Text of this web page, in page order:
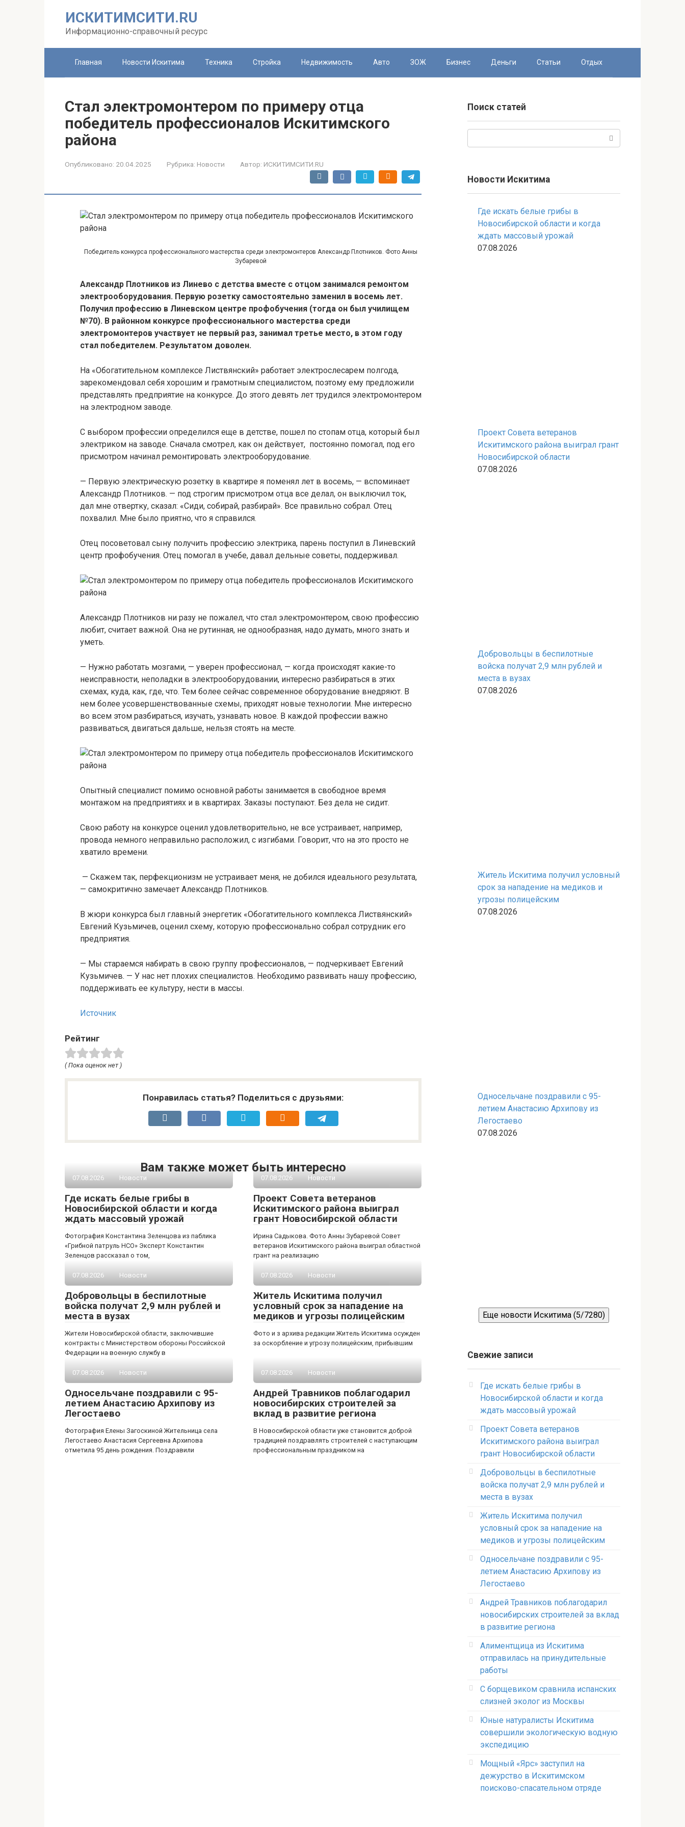
ИСКИТИМСИТИ.RU
Информационно-справочный ресурс
Главная Новости Искитима Техника Стройка Недвижимость Авто ЗОЖ Бизнес Деньги Статьи Отдых
Стал электромонтером по примеру отца
победитель профессионалов Искитимского
района
Опубликовано: 20.04.2025 Рубрика: Новости Автор: ИСКИТИМСИТИ.RU
Победитель конкурса профессионального мастерства среди электромонтеров Александр Плотников. Фото Анны
Зубаревой
Александр Плотников из Линево с детства вместе с отцом занимался ремонтом
электрооборудования. Первую розетку самостоятельно заменил в восемь лет.
Получил профессию в Линевском центре профобучения (тогда он был училищем
№70). В районном конкурсе профессионального мастерства среди
электромонтеров участвует не первый раз, занимал третье место, в этом году
стал победителем. Результатом доволен.
На «Обогатительном комплексе Листвянский» работает электрослесарем полгода,
зарекомендовал себя хорошим и грамотным специалистом, поэтому ему предложили
представлять предприятие на конкурсе. До этого девять лет трудился электромонтером
на электродном заводе.
С выбором профессии определился еще в детстве, пошел по стопам отца, который был
электриком на заводе. Сначала смотрел, как он действует, постоянно помогал, под его
присмотром начинал ремонтировать электрооборудование.
— Первую электрическую розетку в квартире я поменял лет в восемь, — вспоминает
Александр Плотников. — под строгим присмотром отца все делал, он выключил ток,
дал мне отвертку, сказал: «Сиди, собирай, разбирай». Все правильно собрал. Отец
похвалил. Мне было приятно, что я справился.
Отец посоветовал сыну получить профессию электрика, парень поступил в Линевский
центр профобучения. Отец помогал в учебе, давал дельные советы, поддерживал.
Александр Плотников ни разу не пожалел, что стал электромонтером, свою профессию
любит, считает важной. Она не рутинная, не однообразная, надо думать, много знать и
уметь.
— Нужно работать мозгами, — уверен профессионал, — когда происходят какие-то
неисправности, неполадки в электрооборудовании, интересно разбираться в этих
схемах, куда, как, где, что. Тем более сейчас современное оборудование внедряют. В
нем более усовершенствованные схемы, приходят новые технологии. Мне интересно
во всем этом разбираться, изучать, узнавать новое. В каждой профессии важно
развиваться, двигаться дальше, нельзя стоять на месте.
Опытный специалист помимо основной работы занимается в свободное время
монтажом на предприятиях и в квартирах. Заказы поступают. Без дела не сидит.
Свою работу на конкурсе оценил удовлетворительно, не все устраивает, например,
провода немного неправильно расположил, с изгибами. Говорит, что на это просто не
хватило времени.
— Скажем так, перфекционизм не устраивает меня, не добился идеального результата,
— самокритично замечает Александр Плотников.
В жюри конкурса был главный энергетик «Обогатительного комплекса Листвянский»
Евгений Кузьмичев, оценил схему, которую профессионально собрал сотрудник его
предприятия.
— Мы стараемся набирать в свою группу профессионалов, — подчеркивает Евгений
Кузьмичев. — У нас нет плохих специалистов. Необходимо развивать нашу профессию,
поддерживать ее культуру, нести в массы.
Источник
Рейтинг
( Пока оценок нет )
Понравилась статья? Поделиться с друзьями:
Вам также может быть интересно
07.08.2026 Новости
Где искать белые грибы в
Новосибирской области и когда
ждать массовый урожай
Фотография Константина Зеленцова из паблика
«Грибной патруль НСО» Эксперт Константин
Зеленцов рассказал о том,
07.08.2026 Новости
Проект Совета ветеранов
Искитимского района выиграл
грант Новосибирской области
Ирина Садыкова. Фото Анны Зубаревой Совет
ветеранов Искитимского района выиграл областной
грант на реализацию
07.08.2026 Новости
Добровольцы в беспилотные
войска получат 2,9 млн рублей и
места в вузах
Жители Новосибирской области, заключившие
контракты с Министерством обороны Российской
Федерации на военную службу в
07.08.2026 Новости
Житель Искитима получил
условный срок за нападение на
медиков и угрозы полицейским
Фото и з архива редакции Житель Искитима осужден
за оскорбление и угрозу полицейским, прибывшим
07.08.2026 Новости
Односельчане поздравили с 95-
летием Анастасию Архипову из
Легостаево
Фотография Елены Загоскиной Жительница села
Легостаево Анастасия Сергеевна Архипова
отметила 95 день рождения. Поздравили
07.08.2026 Новости
Андрей Травников поблагодарил
новосибирских строителей за
вклад в развитие региона
В Новосибирской области уже становится доброй
традицией поздравлять строителей с наступающим
профессиональным праздником на
Поиск статей
Новости Искитима
Где искать белые грибы в
Новосибирской области и когда
ждать массовый урожай
07.08.2026
Проект Совета ветеранов
Искитимского района выиграл грант
Новосибирской области
07.08.2026
Добровольцы в беспилотные
войска получат 2,9 млн рублей и
места в вузах
07.08.2026
Житель Искитима получил условный
срок за нападение на медиков и
угрозы полицейским
07.08.2026
Односельчане поздравили с 95-
летием Анастасию Архипову из
Легостаево
07.08.2026
Еще новости Искитима (5/7280)
Свежие записи
Где искать белые грибы в
Новосибирской области и когда
ждать массовый урожай
Проект Совета ветеранов
Искитимского района выиграл
грант Новосибирской области
Добровольцы в беспилотные
войска получат 2,9 млн рублей и
места в вузах
Житель Искитима получил
условный срок за нападение на
медиков и угрозы полицейским
Односельчане поздравили с 95-
летием Анастасию Архипову из
Легостаево
Андрей Травников поблагодарил
новосибирских строителей за вклад
в развитие региона
Алиментщица из Искитима
отправилась на принудительные
работы
С борщевиком сравнила испанских
слизней эколог из Москвы
Юные натуралисты Искитима
совершили экологическую водную
экспедицию
Мощный «Ярс» заступил на
дежурство в Искитимском
поисково-спасательном отряде